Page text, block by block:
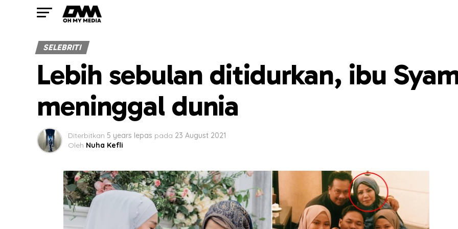
SELEBRITI
Lebih sebulan ditidurkan, ibu
meninggal dunia
Diterbitkan 5 years lepas pada 23 August 2021
Oleh Nuha Kefli